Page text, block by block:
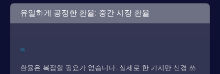
유일하게 공정한 환율: 중간 시장 환율
환율은 복잡할 필요가 없습니다. 실제로 한 가지만 신경 쓰